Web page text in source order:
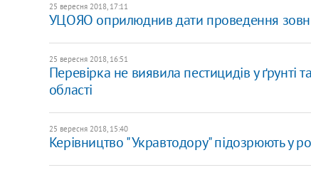
25 вересня 2018, 17:11
УЦОЯО оприлюднив дати проведення
25 вересня 2018, 16:51
Перевірка не виявила пестицидів у ґрунті
області
25 вересня 2018, 15:40
Керівництво "Укравтодору" підозрюють у